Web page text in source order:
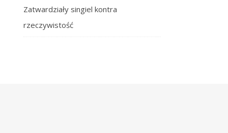
Zatwardziały singiel kontra
rzeczywistość